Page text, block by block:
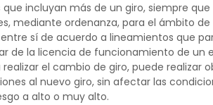
incluyan más de un giro, siempre
mediante ordenanza, para el ámbito
sí de acuerdo a lineamientos que
de la licencia de funcionamiento de
el cambio de giro, puede
al nuevo giro, sin afectar las
a alto o muy alto.